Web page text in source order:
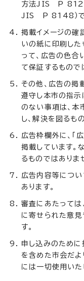
方法JIS P 8124
JIS P 8148）で
掲載イメージの確
いの紙に印刷した
って、広告の色
て保証するもので
その他、広告の掲
遵守し本市の指示
のない事項は、本
し、解決を図るも
広告枠欄外に、「
掲載しています。
るものではありま
広告内容等につい
あります。
審査にあたっては
に寄せられた意見
す。
申し込みのために
を含めた市会だよ
には一切使用いた